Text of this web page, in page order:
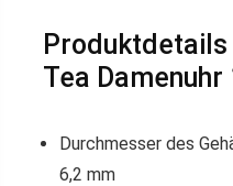
Tea Damenuhr
Durchmesser des
6,2 mm